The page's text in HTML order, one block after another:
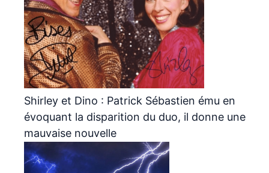
Shirley et Dino : Patrick Sébastien ému en
évoquant la disparition du duo, il donne une
mauvaise nouvelle